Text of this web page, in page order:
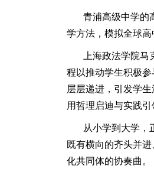
青浦高级中学的
学方法，模拟全球
上海政法学院
程以推动学生积极
层层递进，引发学
用哲理启迪与实践
从小学到大学，
既有横向的齐头并
化共同体的协奏曲。